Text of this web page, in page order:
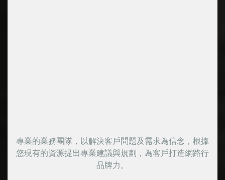
專業的業務團隊，以解決客戶問題及需求為信念，根據
您現有的資源提出專業建議與規劃，為客戶打造網路行
品牌力。